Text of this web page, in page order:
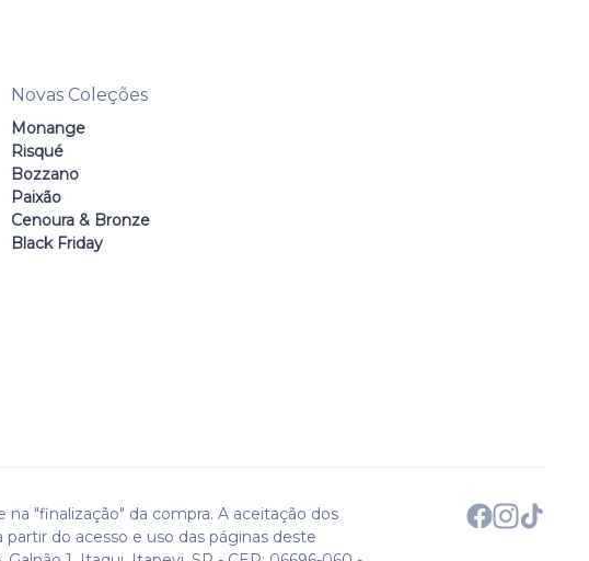
Novas Coleções
Monange
Risqué
Bozzano
Paixão
Cenoura & Bronze
Black Friday
"finalização" da compra. A aceitação dos
do acesso e uso das páginas deste